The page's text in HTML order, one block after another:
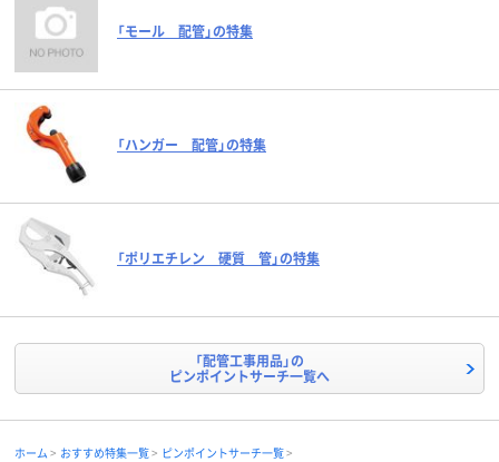
「モール 配管」の特集
「ハンガー 配管」の特集
「ポリエチレン 硬質 管」の特集
「配管工事用品」の
ピンポイントサーチ一覧へ
ホーム おすすめ特集一覧
ピンポイントサーチ一覧